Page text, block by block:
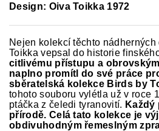
Design: Oiva Toikka 1972
Nejen kolekcí těchto nádherných
Toikka vepsal do historie
citlivému přístupu a
naplno promítl do své práce
sběratelská kolekce Birds by
tohoto souboru vylétla už v roce
ptáčka z čeledi tyranovití. Každý
přírodě. Celá tato kolekce je
obdivuhodným řemeslným